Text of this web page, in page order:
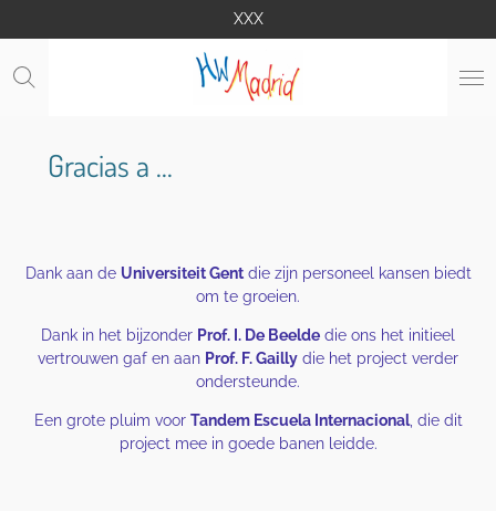
direct
naar
XXX
Gracias a ...
Dank aan de Universiteit Gentdie zijn personeel kansen biedt
om te groeien.
Dank in het bijzonder Prof. I. De Beelde die ons het initieel
vertrouwen gaf en aan Prof. F. Gailly die het project verder
ondersteunde.
Een grote pluim voor Tandem Escuela Internacional, die dit
project mee in goede banen leidde.